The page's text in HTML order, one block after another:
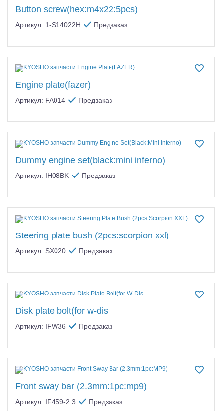
Button screw(hex:m4x22:5pcs)
Артикул: 1-S14022H Предзаказ
Engine plate(fazer)
Артикул: FA014 Предзаказ
Dummy engine set(black:mini inferno)
Артикул: IH08BK Предзаказ
Steering plate bush (2pcs:scorpion xxl)
Артикул: SX020 Предзаказ
Disk plate bolt(for w-dis
Артикул: IFW36 Предзаказ
Front sway bar (2.3mm:1pc:mp9)
Артикул: IF459-2.3 Предзаказ